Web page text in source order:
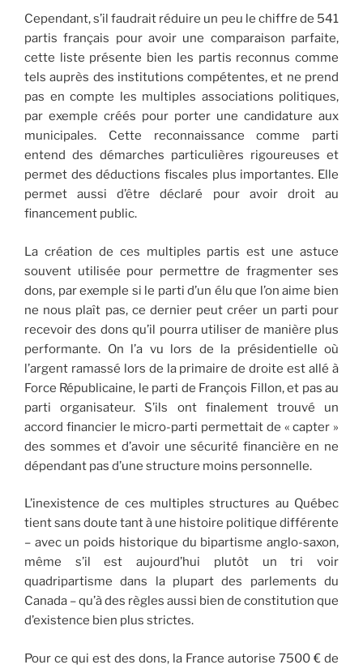
Cependant, s’il faudrait réduire un peu le chiffre de 541
partis français pour avoir une comparaison parfaite,
cette liste présente bien les partis reconnus comme
tels auprès des institutions compétentes, et ne prend
pas en compte les multiples associations politiques,
par exemple créés pour porter une candidature aux
municipales. Cette reconnaissance comme parti
entend des démarches particulières rigoureuses et
permet des déductions fiscales plus importantes. Elle
permet aussi d’être déclaré pour avoir droit au
financement public.
La création de ces multiples partis est une astuce
souvent utilisée pour permettre de fragmenter ses
dons, par exemple si le parti d’un élu que l’on aime bien
ne nous plaît pas, ce dernier peut créer un parti pour
recevoir des dons qu’il pourra utiliser de manière plus
performante. On l’a vu lors de la présidentielle où
l’argent ramassé lors de la primaire de droite est allé à
Force Républicaine, le parti de François Fillon, et pas au
parti organisateur. S’ils ont finalement trouvé un
accord financier le micro-parti permettait de « capter »
des sommes et d’avoir une sécurité financière en ne
dépendant pas d’une structure moins personnelle.
L’inexistence de ces multiples structures au Québec
tient sans doute tant à une histoire politique différente
– avec un poids historique du bipartisme anglo-saxon,
même s’il est aujourd’hui plutôt un tri voir
quadripartisme dans la plupart des parlements du
Canada – qu’à des règles aussi bien de constitution que
d’existence bien plus strictes.
Pour ce qui est des dons, la France autorise 7500 € de